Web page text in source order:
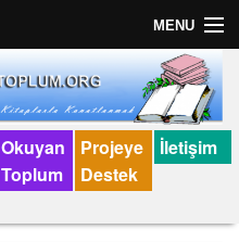
MENU
Okuyan
Toplum
Projeye
Destek
İletişim